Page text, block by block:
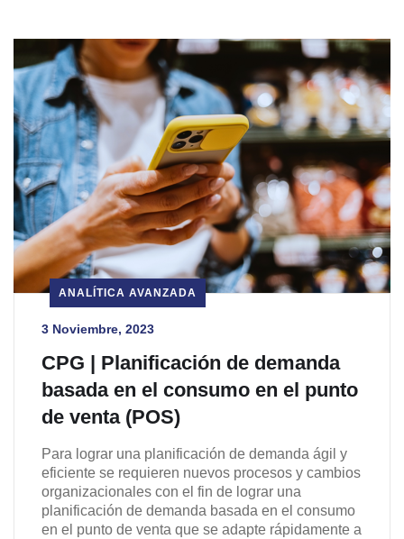
ANALÍTICA AVANZADA
3 Noviembre, 2023
CPG | Planificación de demanda
basada en el consumo en el punto
de venta (POS)
Para lograr una planificación de demanda ágil y
eficiente se requieren nuevos procesos y cambios
organizacionales con el fin de lograr una
planificación de demanda basada en el consumo
en el punto de venta que se adapte rápidamente a